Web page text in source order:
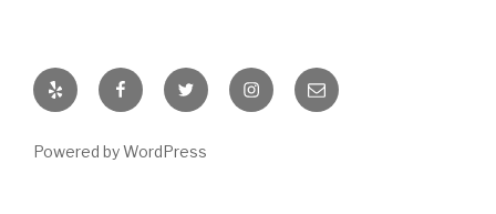
Yelp FacebookTwitter Instagram
E-
Mail
Powered by WordPress